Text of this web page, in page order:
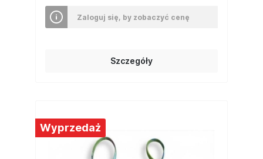
Zaloguj się, by zobaczyć cenę
Szczegóły
Wyprzedaż